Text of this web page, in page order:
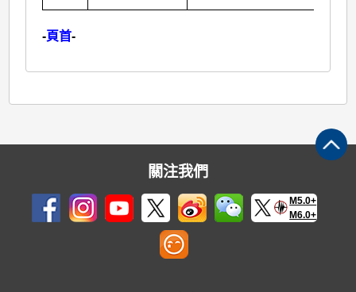
-頁首-
關注我們
M5.0+
M6.0+